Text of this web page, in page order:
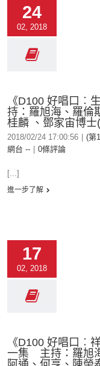
24
02, 2018
《D100 好唱口
持：羅旭海、羅
桂麟 、鄧家宙博
2018/02/24 17:00:56 (第
網台 --
0條評論
[...]
進一步了解
17
02, 2018
《D100 好唱口︰
一集 主持：羅旭